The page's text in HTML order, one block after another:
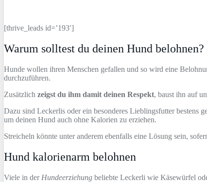
[thrive_leads id=’193′]
Warum solltest du deinen Hund belohnen?
Hunde wollen ihren Menschen gefallen und so wird eine
durchzuführen.
Zusätzlich zeigst du ihm damit deinen Respekt, baust ihn auf
Dazu sind Leckerlis oder ein besonderes Lieblingsfutter bestens
um deinen Hund auch ohne Kalorien zu erziehen.
Streicheln könnte unter anderem ebenfalls eine Lösung sein,
Hund kalorienarm belohnen
Viele in der Hundeerziehung beliebte Leckerli wie Käsewürfel